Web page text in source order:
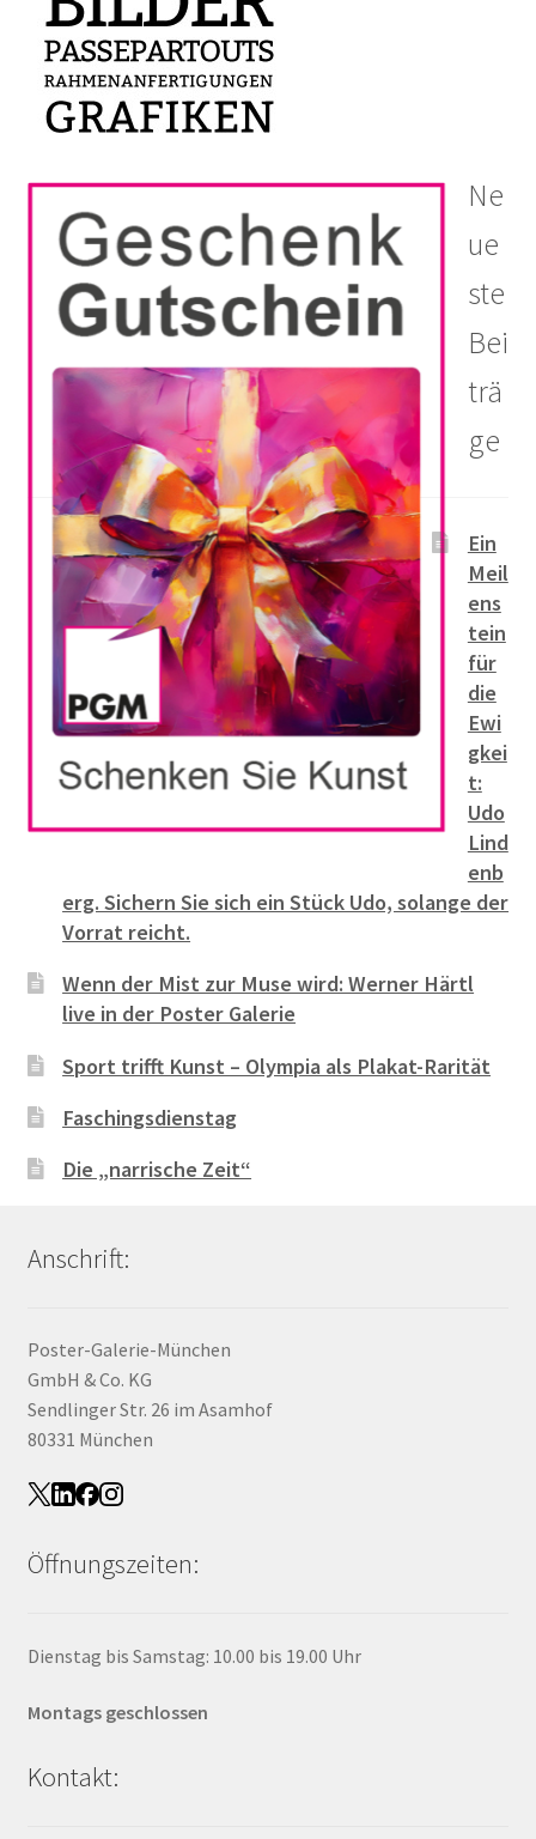
Ne
ue
ste
Bei
trä
ge
Ein
Meil
ens
tein
für
die
Ewi
gkei
t:
Udo
Lind
enb
erg. Sichern Sie sich ein Stück Udo, solange der
Vorrat reicht.
Wenn der Mist zur Muse wird: Werner Härtl
live in der Poster Galerie
Sport trifft Kunst – Olympia als Plakat-Rarität
Faschingsdienstag
Die „narrische Zeit“
Anschrift:
Poster-Galerie-München
GmbH & Co. KG
Sendlinger Str. 26 im Asamhof
80331 München
Öffnungszeiten:
Dienstag bis Samstag: 10.00 bis 19.00 Uhr
Montags geschlossen
Kontakt: